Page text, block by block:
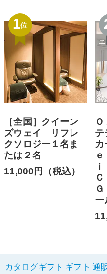
1位
［全国］クイーン
ズウェイ リフレ
クソロジー１名ま
たは２名
11,000円（税込）
テ
ー
カタログギフト ギフト 通